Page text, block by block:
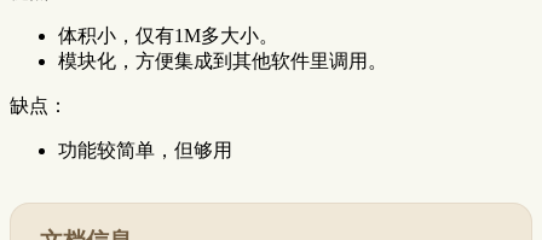
体积小，仅有1M多大小。
模块化，方便集成到其他软件里调用。
缺点：
功能较简单，但够用